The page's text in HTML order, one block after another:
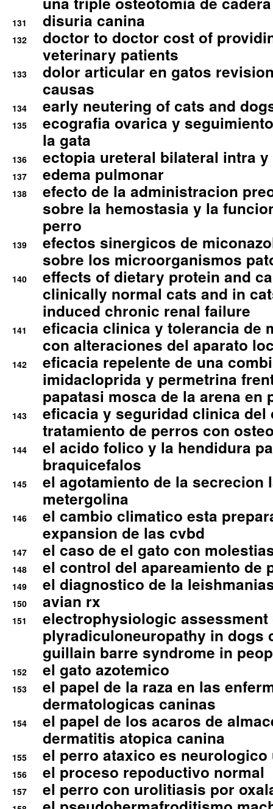
131 disuria canina
132
doctor to doctor cost of
veterinary patients
133
dolor articular en gatos
causas
134 early neutering of cats and
135
ecografia ovarica y
la gata
136 ectopia ureteral bilateral intra
137 edema pulmonar
138
efecto de la administracion
sobre la hemostasia y la
perro
139
efectos sinergicos de
sobre los microorganismos
140
effects of dietary protein and
clinically normal cats and in
induced chronic renal failure
141
eficacia clinica y tolerancia de
con alteraciones del aparato
142
eficacia repelente de una
imidacloprida y permetrina
papatasi mosca de la arena en
143
eficacia y seguridad clinica del
tratamiento de perros con
144
el acido folico y la hendidura
braquicefalos
145
el agotamiento de la secrecion
metergolina
146
el cambio climatico esta
expansion de las cvbd
147 el caso de el gato con
148 el control del apareamiento de
149 el diagnostico de la
150 avian rx
151
electrophysiologic assessment
plyradiculoneuropathy in dogs
guillain barre syndrome in
152 el gato azotemico
153
el papel de la raza en las
dermatologicas caninas
154
el papel de los acaros de
dermatitis atopica canina
155 el perro ataxico es
156 el proceso repoductivo normal
157 el perro con urolitiasis por